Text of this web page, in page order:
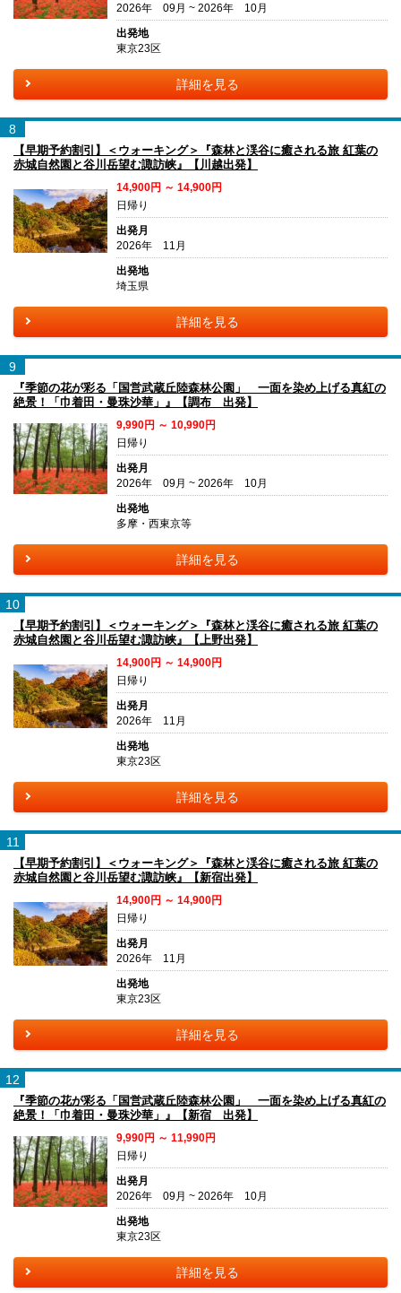
2026年 09月 ~ 2026年 10月
出発地
東京23区
詳細を見る
8
【早期予約割引】＜ウォーキング＞『森林と渓谷に癒される旅 紅葉の
赤城自然園と谷川岳望む諏訪峡』【川越出発】
14,900円 ～ 14,900円
日帰り
出発月
2026年 11月
出発地
埼玉県
詳細を見る
9
『季節の花が彩る「国営武蔵丘陸森林公園」 一面を染め上げる真紅の
絶景！「巾着田・曼珠沙華」』【調布 出発】
9,990円 ～ 10,990円
日帰り
出発月
2026年 09月 ~ 2026年 10月
出発地
多摩・西東京等
詳細を見る
10
【早期予約割引】＜ウォーキング＞『森林と渓谷に癒される旅 紅葉の
赤城自然園と谷川岳望む諏訪峡』【上野出発】
14,900円 ～ 14,900円
日帰り
出発月
2026年 11月
出発地
東京23区
詳細を見る
11
【早期予約割引】＜ウォーキング＞『森林と渓谷に癒される旅 紅葉の
赤城自然園と谷川岳望む諏訪峡』【新宿出発】
14,900円 ～ 14,900円
日帰り
出発月
2026年 11月
出発地
東京23区
詳細を見る
12
『季節の花が彩る「国営武蔵丘陸森林公園」 一面を染め上げる真紅の
絶景！「巾着田・曼珠沙華」』【新宿 出発】
9,990円 ～ 11,990円
日帰り
出発月
2026年 09月 ~ 2026年 10月
出発地
東京23区
詳細を見る